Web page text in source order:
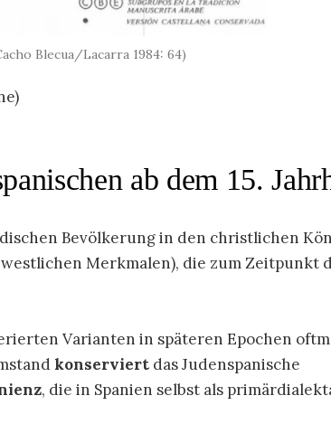
Blecua/Lacarra 1984: 64)
ab dem 15.
Bevölkerung in den christlichen
Merkmalen), die zum Zeitpunkt
Varianten in späteren Epochen
konserviert das Judenspanische
, die in Spanien selbst als